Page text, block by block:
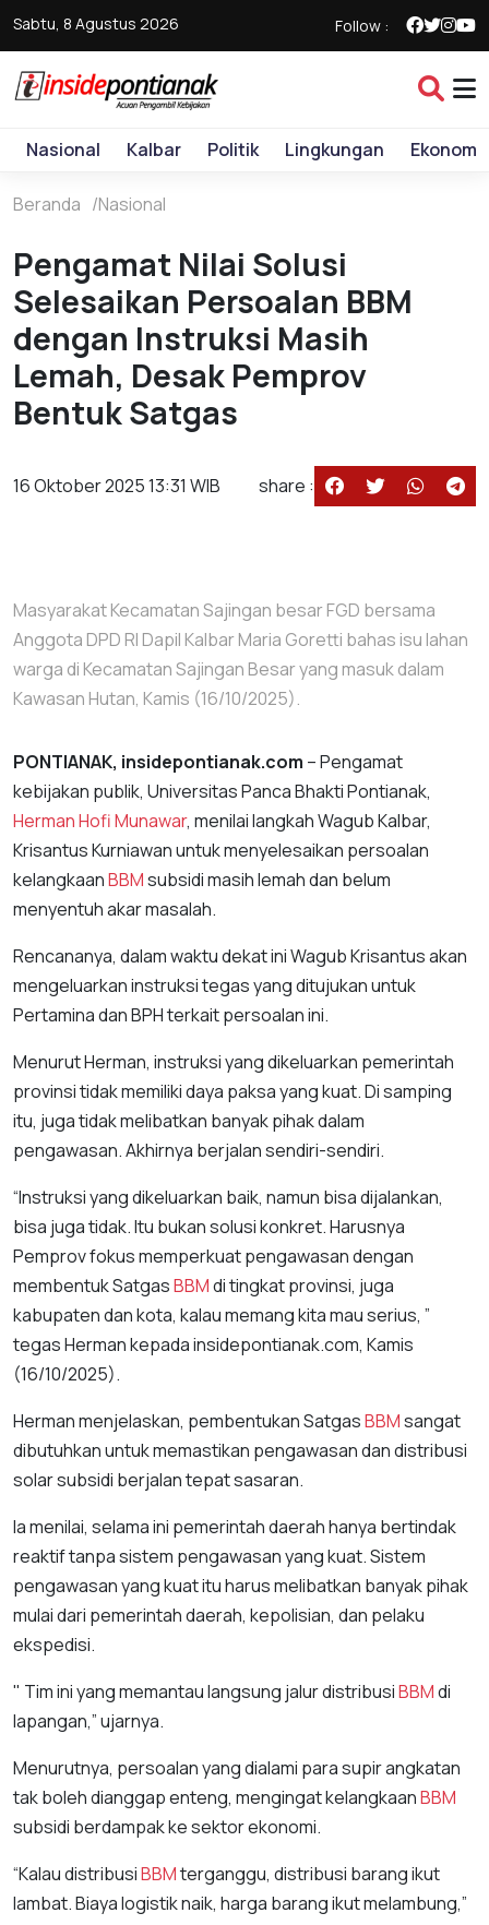
Sabtu, 8 Agustus 2026 Follow :
Nasional Kalbar Politik Lingkungan Ekonomi
Beranda Nasional
Pengamat Nilai Solusi
Selesaikan Persoalan BBM
dengan Instruksi Masih
Lemah, Desak Pemprov
Bentuk Satgas
16 Oktober 2025 13:31 WIB share :
Masyarakat Kecamatan Sajingan besar FGD bersama
Anggota DPD RI Dapil Kalbar Maria Goretti bahas isu lahan
warga di Kecamatan Sajingan Besar yang masuk dalam
Kawasan Hutan, Kamis (16/10/2025).
PONTIANAK, insidepontianak.com – Pengamat
kebijakan publik, Universitas Panca Bhakti Pontianak,
Herman Hofi Munawar, menilai langkah Wagub Kalbar,
Krisantus Kurniawan untuk menyelesaikan persoalan
kelangkaanBBMsubsidi masih lemah dan belum
menyentuh akar masalah.
Rencananya, dalam waktu dekat ini Wagub Krisantus akan
mengeluarkan instruksi tegas yang ditujukan untuk
Pertamina dan BPH terkait persoalan ini.
Menurut Herman, instruksi yang dikeluarkan pemerintah
provinsi tidak memiliki daya paksa yang kuat. Di samping
itu, juga tidak melibatkan banyak pihak dalam
pengawasan. Akhirnya berjalan sendiri-sendiri.
“Instruksi yang dikeluarkan baik, namun bisa dijalankan,
bisa juga tidak. Itu bukan solusi konkret. Harusnya
Pemprov fokus memperkuat pengawasan dengan
membentuk SatgasBBMdi tingkat provinsi, juga
kabupaten dan kota, kalau memang kita mau serius, ”
tegas Herman kepada insidepontianak.com, Kamis
(16/10/2025).
Herman menjelaskan, pembentukan SatgasBBMsangat
dibutuhkan untuk memastikan pengawasan dan distribusi
solar subsidi berjalan tepat sasaran.
Ia menilai, selama ini pemerintah daerah hanya bertindak
reaktif tanpa sistem pengawasan yang kuat. Sistem
pengawasan yang kuat itu harus melibatkan banyak pihak
mulai dari pemerintah daerah, kepolisian, dan pelaku
ekspedisi.
" Tim ini yang memantau langsung jalur distribusiBBMdi
lapangan,” ujarnya.
Menurutnya, persoalan yang dialami para supir angkatan
tak boleh dianggap enteng, mengingat kelangkaanBBM
subsidi berdampak ke sektor ekonomi.
“Kalau distribusiBBMterganggu, distribusi barang ikut
lambat. Biaya logistik naik, harga barang ikut melambung,”